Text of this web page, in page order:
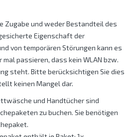
Zugabe und weder Bestandteil des
Eigenschaft der
von temporären Störungen kann es
passieren, dass kein WLAN bzw.
steht. Bitte berücksichtigen Sie dies
keinen Mangel dar.
und Handtücher sind
zu buchen. Sie benötigen